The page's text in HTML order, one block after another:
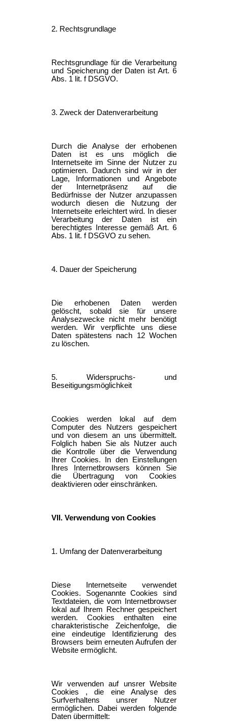
2. Rechtsgrundlage
Rechtsgrundlage für die Verarbeitung
und Speicherung der Daten ist Art. 6
Abs. 1 lit. f DSGVO.
3. Zweck der Datenverarbeitung
Durch die Analyse der erhobenen
Daten ist es uns möglich die
Internetseite im Sinne der Nutzer zu
optimieren. Dadurch sind wir in der
Lage, Informationen und Angebote
der Internetpräsenz auf die
Bedürfnisse der Nutzer anzupassen
wodurch diesen die Nutzung der
Internetseite erleichtert wird. In dieser
Verarbeitung der Daten ist ein
berechtigtes Interesse gemäß Art. 6
Abs. 1 lit. f DSGVO zu sehen.
4. Dauer der Speicherung
Die erhobenen Daten werden
gelöscht, sobald sie für unsere
Analysezwecke nicht mehr benötigt
werden. Wir verpflichte uns diese
Daten spätestens nach 12 Wochen
zu löschen.
5. Widerspruchs- und
Beseitigungsmöglichkeit
Cookies werden lokal auf dem
Computer des Nutzers gespeichert
und von diesem an uns übermittelt.
Folglich haben Sie als Nutzer auch
die Kontrolle über die Verwendung
Ihrer Cookies. In den Einstellungen
Ihres Internetbrowsers können Sie
die Übertragung von Cookies
deaktivieren oder einschränken.
VII. Verwendung von Cookies
1. Umfang der Datenverarbeitung
Diese Internetseite verwendet
Cookies. Sogenannte Cookies sind
Textdateien, die vom Internetbrowser
lokal auf Ihrem Rechner gespeichert
werden. Cookies enthalten eine
charakteristische Zeichenfolge, die
eine eindeutige Identifizierung des
Browsers beim erneuten Aufrufen der
Website ermöglicht.
Wir verwenden auf unsrer Website
Cookies , die eine Analyse des
Surfverhaltens unsrer Nutzer
ermöglichen. Dabei werden folgende
Daten übermittelt: